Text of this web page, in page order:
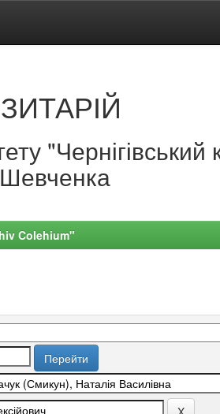
"Чернігівський
Colehium"